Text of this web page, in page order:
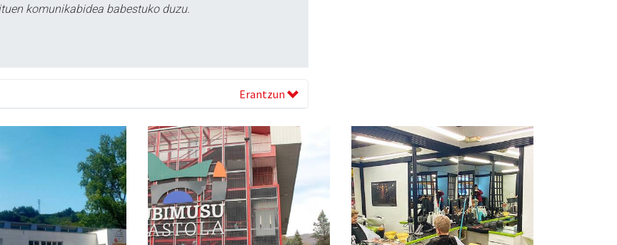
komunikabidea babestuko duzu.
Erantzun